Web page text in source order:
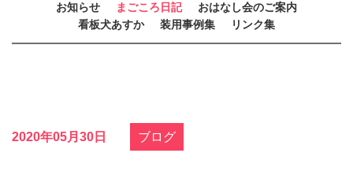
お知らせ まごころ日記
おはなし会のご案内
看板犬あすか
装用事例集 リンク集
2020年05月30日 ブログ